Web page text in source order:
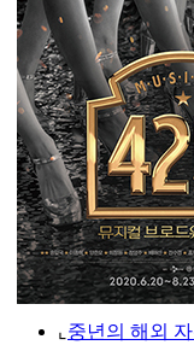
⌞ 중년의 해외